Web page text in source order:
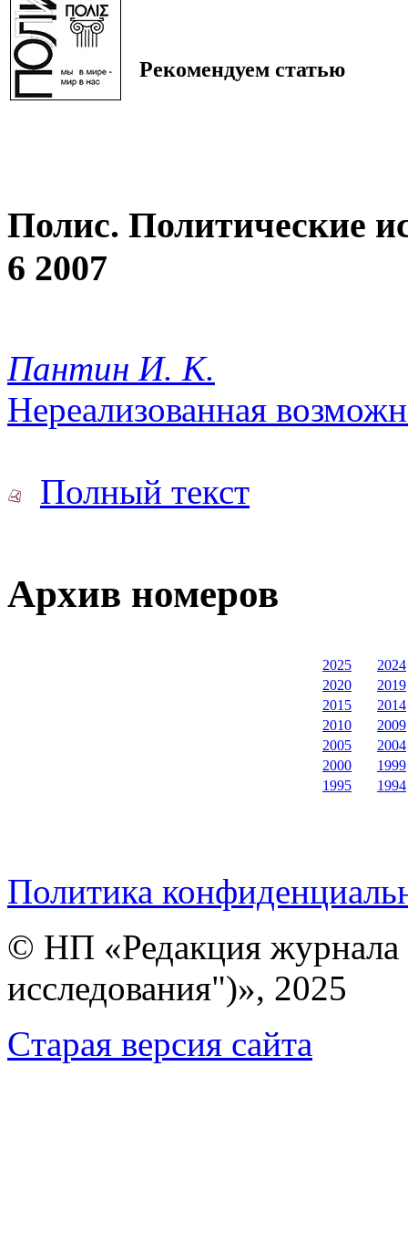
Рекомендуем статью
Полис. Политические
6 2007
Пантин И. К.
Нереализованная
Полный текст
Архив номеров
2025
2024
2020
2019
2015
2014
2010
2009
2005
2004
2000
1999
1995
1994
Политика
© НП «Редакция
исследования")», 2025
Cтарая версия сайта